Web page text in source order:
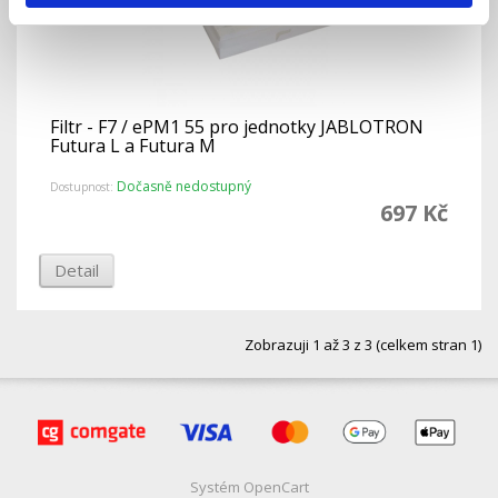
Filtr - F7 / ePM1 55 pro jednotky JABLOTRON
Futura L a Futura M
Dostupnost: Dočasně nedostupný
697 Kč
Detail
Zobrazuji 1 až 3 z 3 (celkem stran 1)
Systém OpenCart